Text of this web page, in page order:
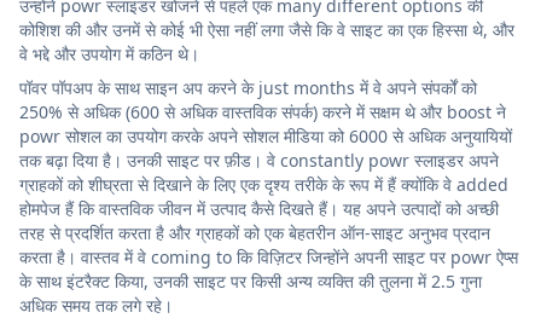
उन्होंने powr स्लाइडर खोजने से पहले एक many different options की
कोशिश की और उनमें से कोई भी ऐसा नहीं लगा जैसे कि वे साइट का एक हिस्सा थे, और
वे भद्दे और उपयोग में कठिन थे।
पॉवर पॉपअप के साथ साइन अप करने के just months में वे अपने संपर्कों को
250% से अधिक (600 से अधिक वास्तविक संपर्क) करने में सक्षम थे और boost ने
powr सोशल का उपयोग करके अपने सोशल मीडिया को 6000 से अधिक अनुयायियों
तक बढ़ा दिया है। उनकी साइट पर फ़ीड। वे constantly powr स्लाइडर अपने
ग्राहकों को शीघ्रता से दिखाने के लिए एक दृश्य तरीके के रूप में हैं क्योंकि वे added
होमपेज हैं कि वास्तविक जीवन में उत्पाद कैसे दिखते हैं। यह अपने उत्पादों को अच्छी
तरह से प्रदर्शित करता है और ग्राहकों को एक बेहतरीन ऑन-साइट अनुभव प्रदान
करता है। वास्तव में वे coming to कि विज़िटर जिन्होंने अपनी साइट पर powr ऐप्स
के साथ इंटरैक्ट किया, उनकी साइट पर किसी अन्य व्यक्ति की तुलना में 2.5 गुना
अधिक समय तक लगे रहे।